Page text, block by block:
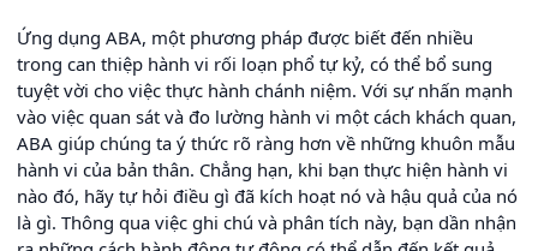
Ứng dụng ABA, một phương pháp được biết đến nhiều
trong can thiệp hành vi rối loạn phổ tự kỷ, có thể bổ sung
tuyệt vời cho việc thực hành chánh niệm. Với sự nhấn mạnh
vào việc quan sát và đo lường hành vi một cách khách quan,
ABA giúp chúng ta ý thức rõ ràng hơn về những khuôn mẫu
hành vi của bản thân. Chẳng hạn, khi bạn thực hiện hành vi
nào đó, hãy tự hỏi điều gì đã kích hoạt nó và hậu quả của nó
là gì. Thông qua việc ghi chú và phân tích này, bạn dần nhận